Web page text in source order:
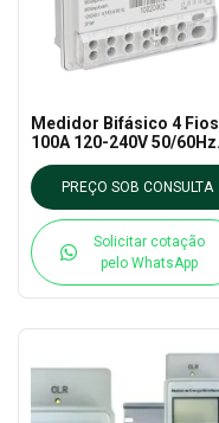
Medidor Bifásico 4 Fios
100A 120-240V 50/60Hz
NETUNO 23 - CHINT
PREÇO SOB CONSULTA
Solicitar cotação
pelo WhatsApp